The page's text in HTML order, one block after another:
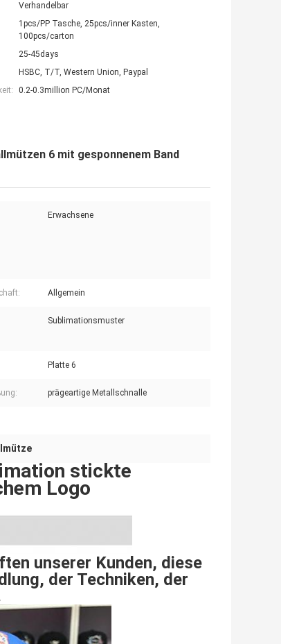
Verhandelbar
1pcs/PP Tasche, 25pcs/inner Kasten,
100pcs/carton
25-45days
HSBC, T/T, Western Union, Paypal
0.2-0.3million PC/Monat
6 mit gesponnenem Band
Erwachsene
Allgemein
Sublimationsmuster
Platte 6
prägeartige Metallschnalle
stickte
Logo
unserer Kunden, diese
der Techniken, der